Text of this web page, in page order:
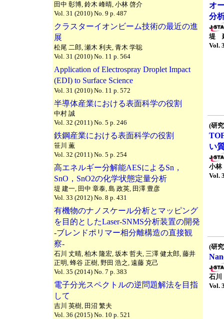
田中 彰博, 鈴木 峰晴, 小林 啓介
Vol. 31 (2010) No. 9 p. 487
クラスターイオンビーム技術の最近の進
展
松尾 二郎, 瀬木 利夫, 青木 学聡
Vol. 31 (2010) No. 11 p. 564
Application of Electrospray Droplet Impact
(EDI) to Surface Science
Vol. 31 (2010) No. 11 p. 572
半導体産業における表面科学の役割
中村 誠
Vol. 32 (2011) No. 5 p. 246
鉄鋼産業における表面科学の役割
笹川 薫
Vol. 32 (2011) No. 5 p. 254
高エネルギー分解能AESによるSn，
SnO，SnO2の化学状態定量分析
堤 建一, 田中 章泰, 島 政英, 田澤 豊彦
Vol. 33 (2012) No. 8 p. 431
有機物のナノスケール分析とマッピング
を目的としたLaser-SNMS分析装置の開発
-ブレンドポリマー相分離構造の直接観
察-
石川 丈晴, 柏木 隆宏, 坂本 哲夫, 三澤 健太郎, 藤井
正明, 蜂谷 正樹, 野田 浩之, 遠藤 克己
Vol. 35 (2014) No. 7 p. 383
電子分光スペクトルの逆問題解法を目指
して
吉川 英樹, 田沼 繁夫
Vol. 36 (2015) No. 10 p. 521
オ
分
堤
Vol.
(研
い
小
Vol.
(研
石
Vol.